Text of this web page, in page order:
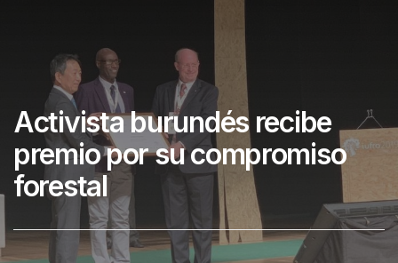
Activista burundés recibe
premio por su compromiso
forestal